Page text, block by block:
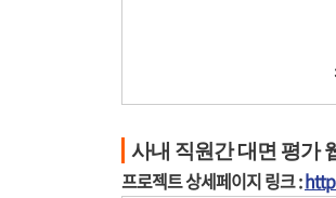
사내 직원간 대면 평가
프로젝트 상세페이지 링크 :